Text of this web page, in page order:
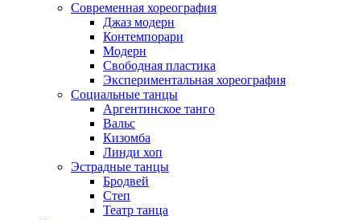
Современная хореография
Джаз модерн
Контемпорари
Модерн
Свободная пластика
Экспериментальная хореография
Социальные танцы
Аргентинское танго
Вальс
Кизомба
Линди хоп
Эстрадные танцы
Бродвей
Степ
Театр танца